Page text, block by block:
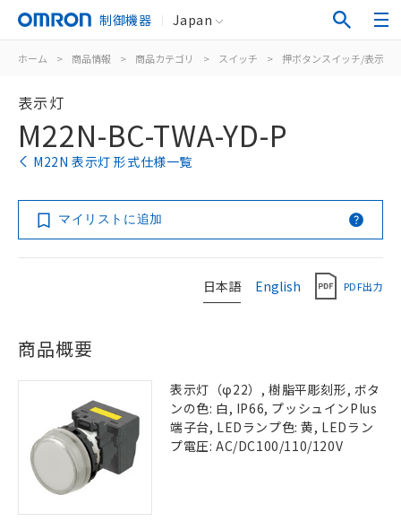
制御機器 Japan
ホーム > 商品情報 > 商品カテゴリ > スイッチ > 押ボタンスイッチ/表示灯
表示灯
M22N-BC-TWA-YD-P
M22N 表示灯 形式仕様一覧
マイリストに追加
日本語 English PDF出力
商品概要
表示灯（φ22）, 樹脂平彫刻形, ボタ
ンの色: 白, IP66, プッシュインPlus
端子台, LEDランプ色: 黄, LEDラン
プ電圧: AC/DC100/110/120V